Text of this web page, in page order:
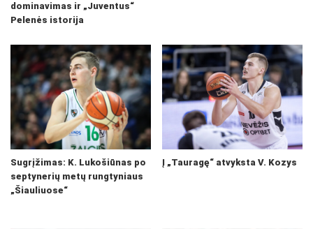
dominavimas ir „Juventus“
Pelenės istorija
Sugrįžimas: K. Lukošiūnas po
septynerių metų rungtyniaus
„Šiauliuose“
Į „Tauragę“ atvyksta V. Kozys